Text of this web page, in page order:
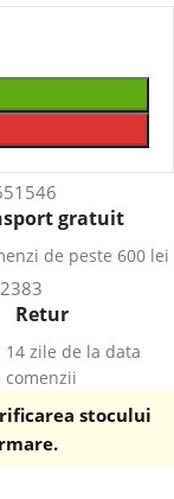
gratuit
de peste 600 lei
Retur
14 zile de la data
comenzii
stocului